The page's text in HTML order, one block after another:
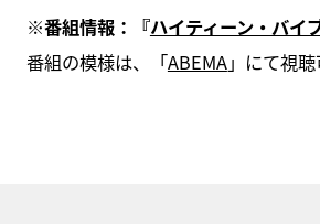
※番組情報：『ハイティーン・バイ
番組の模様は、「ABEMA」にて視